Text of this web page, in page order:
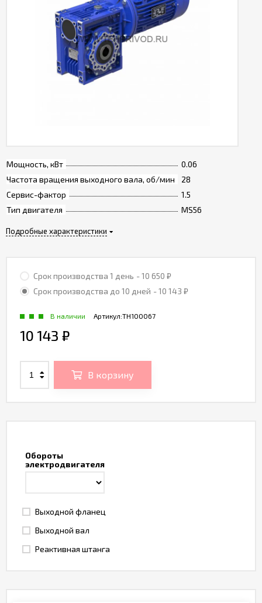
Обороты
электродвигателя
Выходной фланец
Выходной вал
Реактивная штанга
Мощность, кВт
0.06
Частота вращения выходного вала, об/мин
28
Сервис-фактор
1.5
Тип двигателя
MS56
Подробные характеристики
Срок производства 1 день - 10 650 ₽
Срок производства до 10 дней - 10 143 ₽
Артикул:TH100067
В наличии
10 143 ₽
В корзину